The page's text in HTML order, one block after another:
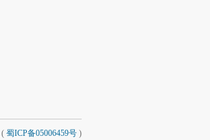
( 蜀ICP备05006459号 )